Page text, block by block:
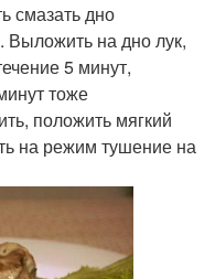
смазать дно
на дно лук,
5 минут,
тоже
положить мягкий
на режим тушение на